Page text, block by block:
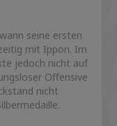
seine ersten
mit Ippon. Im
jedoch nicht auf
Offensive
nicht